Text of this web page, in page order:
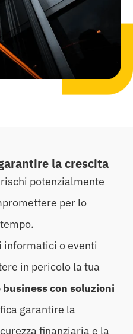
la crescita
potenzialmente
per lo
informatici o eventi
in pericolo la tua
con soluzioni
garantire la
finanziaria e la